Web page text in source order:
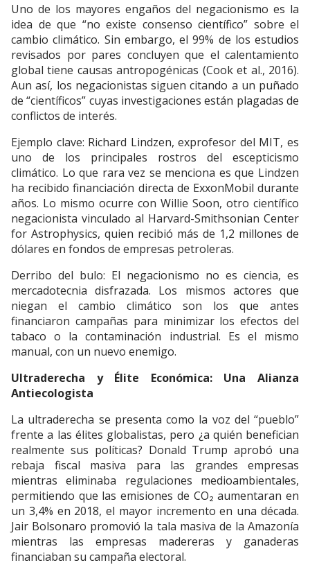
Uno de los mayores engaños del negacionismo es la
idea de que “no existe consenso científico” sobre el
cambio climático. Sin embargo, el 99% de los estudios
revisados por pares concluyen que el calentamiento
global tiene causas antropogénicas (Cook et al., 2016).
Aun así, los negacionistas siguen citando a un puñado
de “científicos” cuyas investigaciones están plagadas de
conflictos de interés.
Ejemplo clave: Richard Lindzen, exprofesor del MIT, es
uno de los principales rostros del escepticismo
climático. Lo que rara vez se menciona es que Lindzen
ha recibido financiación directa de ExxonMobil durante
años. Lo mismo ocurre con Willie Soon, otro científico
negacionista vinculado al Harvard-Smithsonian Center
for Astrophysics, quien recibió más de 1,2 millones de
dólares en fondos de empresas petroleras.
Derribo del bulo: El negacionismo no es ciencia, es
mercadotecnia disfrazada. Los mismos actores que
niegan el cambio climático son los que antes
financiaron campañas para minimizar los efectos del
tabaco o la contaminación industrial. Es el mismo
manual, con un nuevo enemigo.
Ultraderecha y Élite Económica: Una Alianza
Antiecologista
La ultraderecha se presenta como la voz del “pueblo”
frente a las élites globalistas, pero ¿a quién benefician
realmente sus políticas? Donald Trump aprobó una
rebaja fiscal masiva para las grandes empresas
mientras eliminaba regulaciones medioambientales,
permitiendo que las emisiones de CO₂ aumentaran en
un 3,4% en 2018, el mayor incremento en una década.
Jair Bolsonaro promovió la tala masiva de la Amazonía
mientras las empresas madereras y ganaderas
financiaban su campaña electoral.